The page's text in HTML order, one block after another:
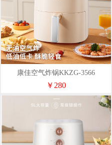
康佳空气炸锅KKZG-3566
￥280